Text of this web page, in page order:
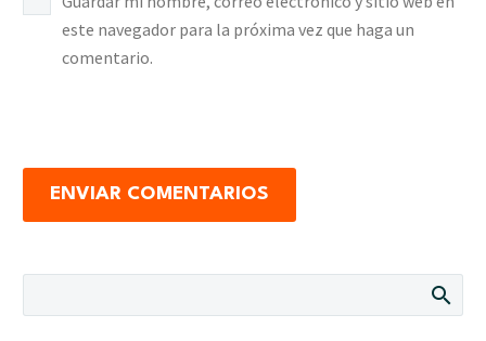
este navegador para la próxima vez que haga un
comentario.
ENVIAR COMENTARIOS